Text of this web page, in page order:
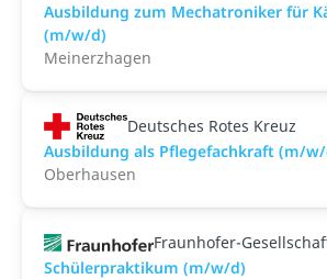
Ausbildung zum Mechatroniker für
(m/w/d)
Meinerzhagen
Deutsches Rotes Kreuz
Ausbildung als Pflegefachkraft (m/
Oberhausen
Fraunhofer-
Schülerpraktikum (m/w/d)